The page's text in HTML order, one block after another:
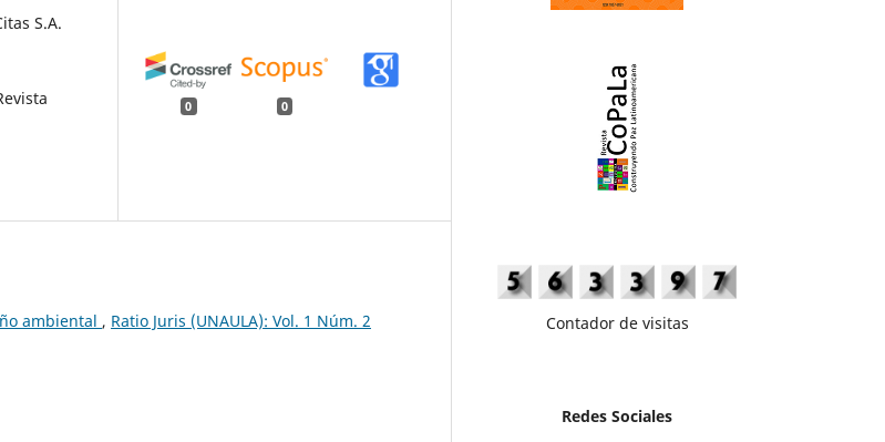
S.A.
0 0
ambiental , Ratio Juris (UNAULA): Vol. 1 Núm. 2
Contador de visitas
Redes Sociales